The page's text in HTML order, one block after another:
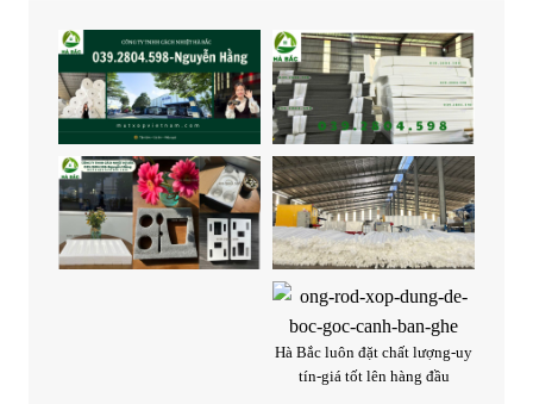
Hà Bắc luôn đặt chất lượng-uy
tín-giá tốt lên hàng đầu